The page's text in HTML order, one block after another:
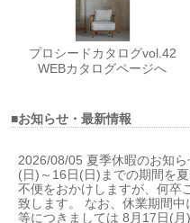
プロシードカタログvol.42
WEBカタログページへ
■お知らせ・最新情報